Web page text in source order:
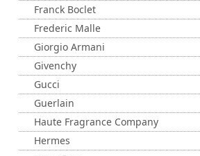
Franck Boclet
Frederic Malle
Giorgio Armani
Givenchy
Gucci
Guerlain
Haute Fragrance Company
Hermes